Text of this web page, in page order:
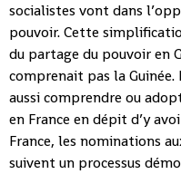
socialistes vont dans
pouvoir. Cette
du partage du pouvoir en
comprenait pas la Guinée.
aussi comprendre ou
en France en dépit d’y
France, les nominations
suivent un processus